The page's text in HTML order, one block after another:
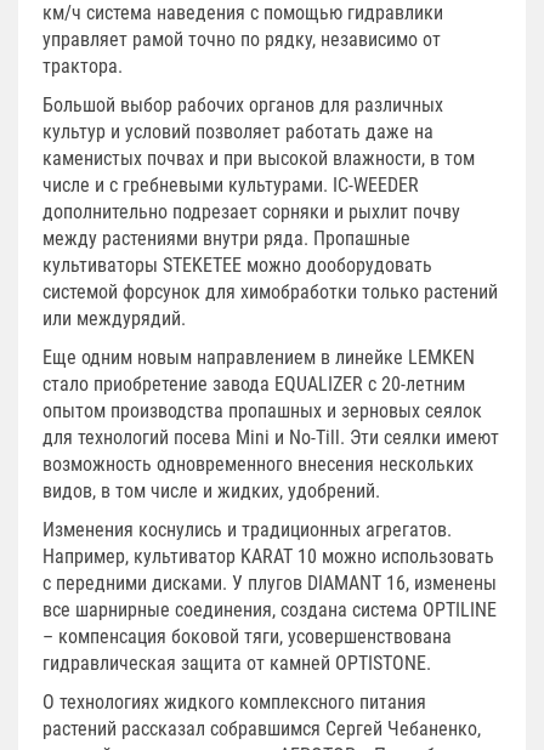
км/ч система наведения с помощью гидравлики
управляет рамой точно по рядку, независимо от
трактора.
Большой выбор рабочих органов для различных
культур и условий позволяет работать даже на
каменистых почвах и при высокой влажности, в том
числе и с гребневыми культурами. IC-WEEDER
дополнительно подрезает сорняки и рыхлит почву
между растениями внутри ряда. Пропашные
культиваторы STEKETEE можно дооборудовать
системой форсунок для химобработки только растений
или междурядий.
Еще одним новым направлением в линейке LEMKEN
стало приобретение завода EQUALIZER с 20-летним
опытом производства пропашных и зерновых сеялок
для технологий посева Mini и No-Till. Эти сеялки имеют
возможность одновременного внесения нескольких
видов, в том числе и жидких, удобрений.
Изменения коснулись и традиционных агрегатов.
Например, культиватор KARAT 10 можно использовать
с передними дисками. У плугов DIAMANT 16, изменены
все шарнирные соединения, создана система OPTILINE
– компенсация боковой тяги, усовершенствована
гидравлическая защита от камней OPTISTONE.
О технологиях жидкого комплексного питания
растений рассказал собравшимся Сергей Чебаненко,